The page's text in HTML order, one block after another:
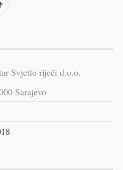
Svjetlo riječi d.o.o.
Sarajevo